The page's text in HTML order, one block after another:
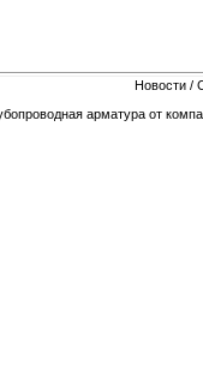
Новости /
арматура от